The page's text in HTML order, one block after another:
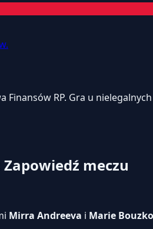
RP. Gra u
meczu
Mirra Andreeva i Marie